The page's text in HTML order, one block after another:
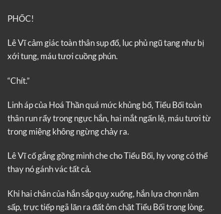
PHỐC!
Lê Vĩ cảm giác toàn thân sụp đổ, lục phủ ngũ tạng như bị
xới tung, máu tươi cuồng phún.
“Chít.”
Linh áp của Hoá Thần quá mức khủng bố, Tiểu Bối toàn
thân run rẩy trong ngực hắn, hai mắt ngấn lệ, máu tươi từ
trong miệng không ngừng chảy ra.
Lê Vĩ cố gắng gồng mình che cho Tiểu Bối, hy vọng có thể
thay nó gánh vác tất cả.
Khi hai chân của hắn sắp quỵ xuống, hắn lựa chọn nằm
sấp, trực tiếp ngã lăn ra đất ôm chặt Tiểu Bối trong lòng.